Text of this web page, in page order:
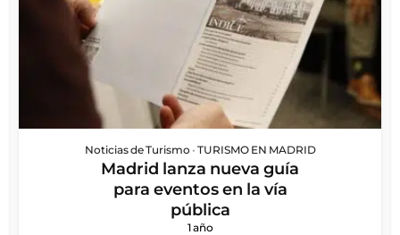
Noticias de Turismo • TURISMO EN MADRID
Madrid lanza nueva guía
para eventos en la vía
pública
1 año